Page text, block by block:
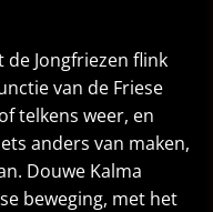
de Jongfriezen flink
van de Friese
telkens weer, en
anders van maken,
Douwe Kalma
beweging, met het